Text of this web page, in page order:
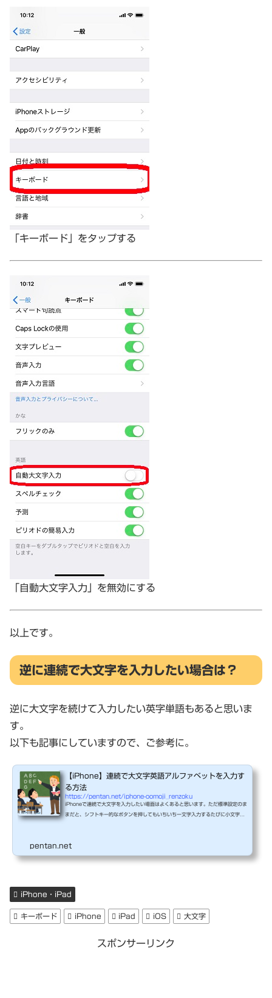
「キーボード」をタップする
「自動大文字入力」を無効にする
以上です。
逆に連続で大文字を入力したい場合は？
逆に大文字を続けて入力したい英字単語もあると思いま
す。
以下も記事にしていますので、ご参考に。
【iPhone】連続で大文字英語アルファベットを入力す
る方法
https://pentan.net/iphone-oomoji_renzoku
iPhoneで連続で大文字を入力したい場面はよくあると思います。ただ標準設定のま
まだと、シフトキー的なボタンを押してもいちいち一文字入力するたびに小文字に
ベットを入力する方法ダブルタップで連続大文字入力モード↑(上矢印)マークの下
に下線が入っている状態で連続で大文字入力ができます。念のため、他のモード画
pentan.net
iPhone・iPad
キーボード iPhone iPad iOS 大文字
スポンサーリンク